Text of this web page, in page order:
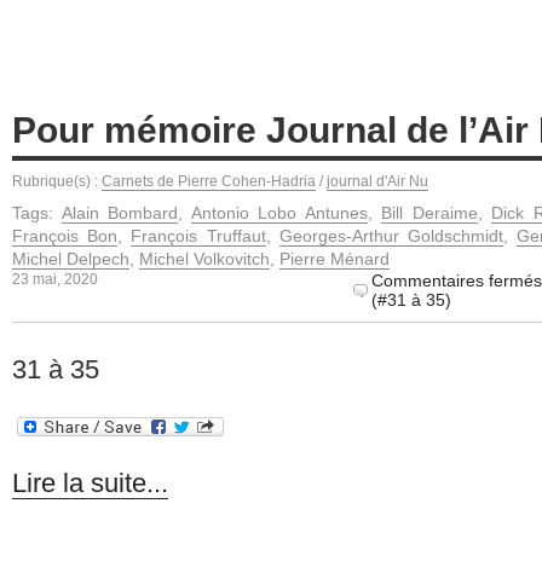
Pour mémoire Journal de l’Air
Rubrique(s) : Carnets de Pierre Cohen-Hadria / journal d'Air Nu
Tags: Alain Bombard Antonio Lobo Antunes, Bill Deraime
Dick
François Bon
François Truffaut, Georges-Arthur Goldschmidt,
Michel Delpech
Michel Volkovitch Pierre Ménard
23 mai, 2020
Commentaires fermés
(#31 à 35)
31 à 35
Lire la suite...